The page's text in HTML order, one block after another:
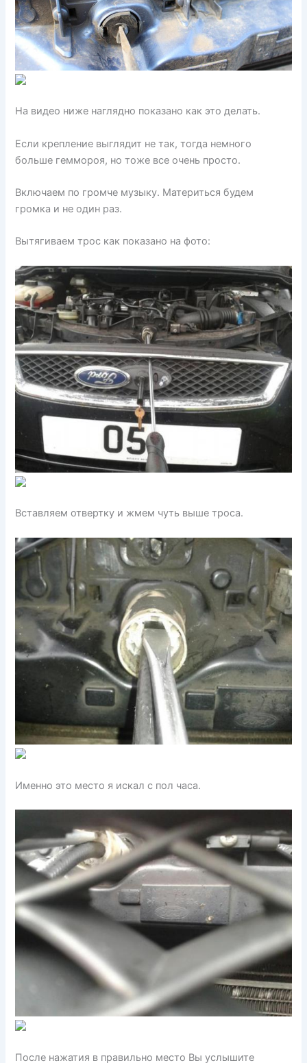
На видео ниже наглядно показано как это делать.
Если крепление выглядит не так, тогда немного
больше геммороя, но тоже все очень просто.
Включаем по громче музыку. Материться будем
громка и не один раз.
Вытягиваем трос как показано на фото:
Вставляем отвертку и жмем чуть выше троса.
Именно это место я искал с пол часа.
После нажатия в правильно место Вы услышите